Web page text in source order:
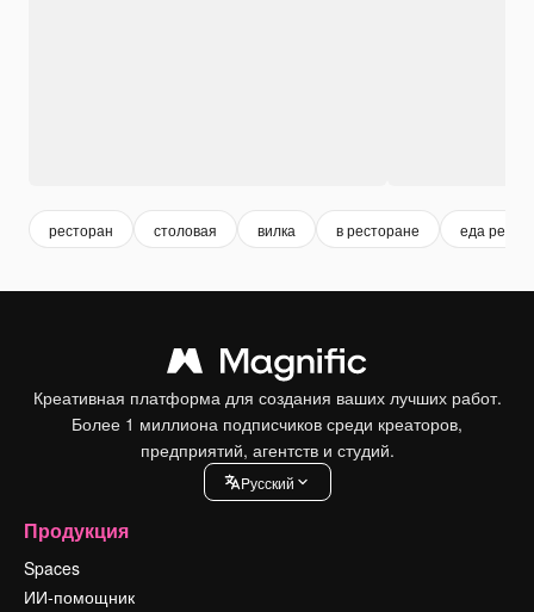
ресторан столовая вилка в ресторане еда
Креативная платформа для создания ваших лучших работ.
Более 1 миллиона подписчиков среди креаторов,
предприятий, агентств и студий.
Pусский
Продукция
Spaces
ИИ-помощник